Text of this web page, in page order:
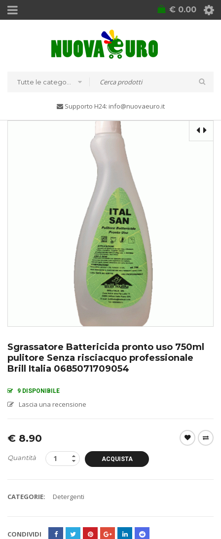
€ 0.00
Supporto H24: info@nuovaeuro.it
Sgrassatore Battericida pronto uso 750ml
pulitore Senza risciacquo professionale
Brill Italia 0685071709054
9 DISPONIBILE
Lascia una recensione
€ 8.90
Quantità ACQUISTA
CATEGORIE: Detergenti
CONDIVIDI